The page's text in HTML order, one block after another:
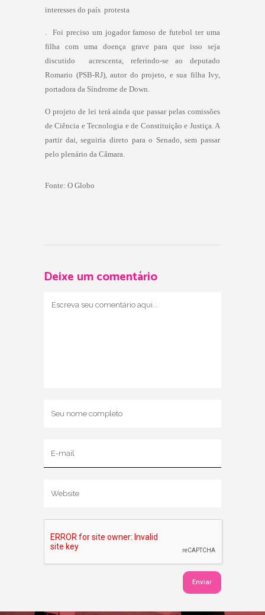
interesses do país  protesta
.  Foi preciso um jogador famoso de futebol ter uma
filha com uma doença grave para que isso seja
discutido  acrescenta, referindo-se ao deputado
Romario (PSB-RJ), autor do projeto, e sua filha Ivy,
portadora da Síndrome de Down.
O projeto de lei terá ainda que passar pelas comissões
de Ciência e Tecnologia e de Constituição e Justiça. A
partir dai, seguiria direto para o Senado, sem passar
pelo plenário da Câmara.
Fonte: O Globo
Deixe um comentário